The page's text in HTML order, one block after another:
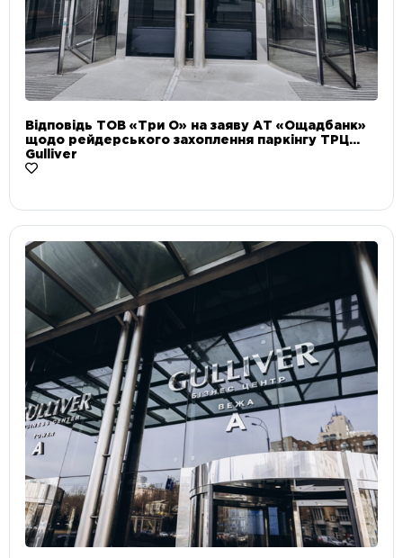
Відповідь ТОВ «Три О» на заяву АТ «Ощадбанк»
щодо рейдерського захоплення паркінгу ТРЦ
Gulliver